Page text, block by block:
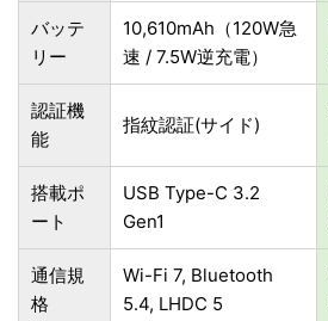
バッテ
リー
10,610mAh（120W急
速 / 7.5W逆充電）
認証機
能
指紋認証(サイド)
搭載ポ
ート
USB Type-C 3.2
Gen1
通信規
格
Wi-Fi 7, Bluetooth
5.4, LHDC 5